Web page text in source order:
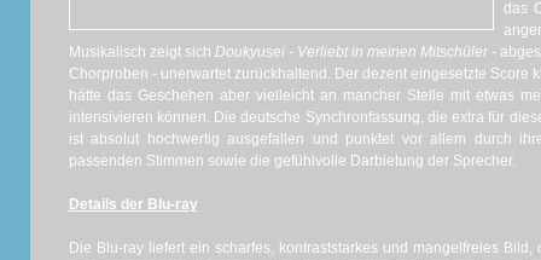
das
Musikalisch zeigt sich Doukyusei - Verliebt in meinen Mitschüler -
Chorproben - unerwartet zurückhaltend. Der dezent eingesetzte Score
hätte das Geschehen aber vielleicht an mancher Stelle mit etwas
intensivieren können. Die deutsche Synchronfassung, die extra für
ist absolut hochwertig ausgefallen und punktet vor allem durch
passenden Stimmen sowie die gefühlvolle Darbietung der Sprecher.
Details der Blu-ray
Die Blu-ray liefert ein scharfes, kontraststarkes und mangelfreies